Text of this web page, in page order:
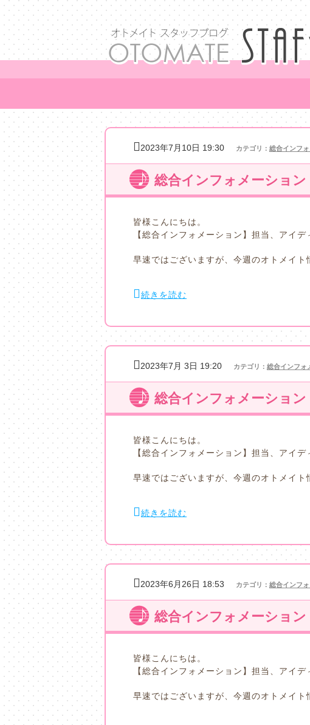
2023年7月10日 19:30 カテゴリ： 総合インフ
総合インフォメーショ
皆様こんにちは。
【総合インフォメーション】担当、アイ
早速ではございますが、今週のオトメイト
続きを読む
2023年7月 3日 19:20 カテゴリ： 総合インフォ
総合インフォメーショ
皆様こんにちは。
【総合インフォメーション】担当、アイ
早速ではございますが、今週のオトメイト
続きを読む
2023年6月26日 18:53 カテゴリ： 総合インフ
総合インフォメーショ
皆様こんにちは。
【総合インフォメーション】担当、アイ
早速ではございますが、今週のオトメイト